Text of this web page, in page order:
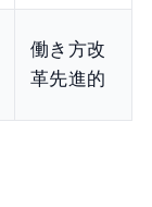
働き方改
革先進的